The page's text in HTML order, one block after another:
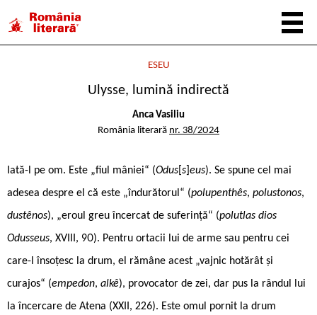
ESEU
Ulysse, lumină indirectă
Anca Vasiliu
România literară nr. 38/2024
Iată-l pe om. Este „fiul mâniei“ (Odus s eus). Se spune cel mai
adesea despre el că este „îndurătorul“ (polupenthês, polustonos,
dustênos), „eroul greu încercat de suferință“ (polutlas dios
Odusseus, XVIII, 90). Pentru ortacii lui de arme sau pentru cei
care-l însoțesc la drum, el rămâne acest „vajnic hotărât și
curajos“ (empedon, alkê), provocator de zei, dar pus la rândul lui
la încercare de Atena (XXII, 226). Este omul pornit la drum